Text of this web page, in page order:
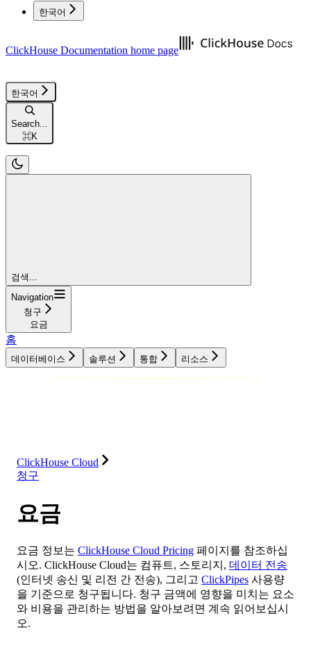
한국어
ClickHouse Documentation home page
한국어
Search...
⌘K
검색...
Navigation
청구
요금
홈
데이터베이스 솔루션 통합 리소스
ClickHouse Cloud
청구
요금
요금 정보는 ClickHouse Cloud Pricing 페이지를 참조하십
시오. ClickHouse Cloud는 컴퓨트, 스토리지, 데이터 전송
(인터넷 송신 및 리전 간 전송), 그리고 ClickPipes 사용량
을 기준으로 청구됩니다. 청구 금액에 영향을 미치는 요소
와 비용을 관리하는 방법을 알아보려면 계속 읽어보십시
오.